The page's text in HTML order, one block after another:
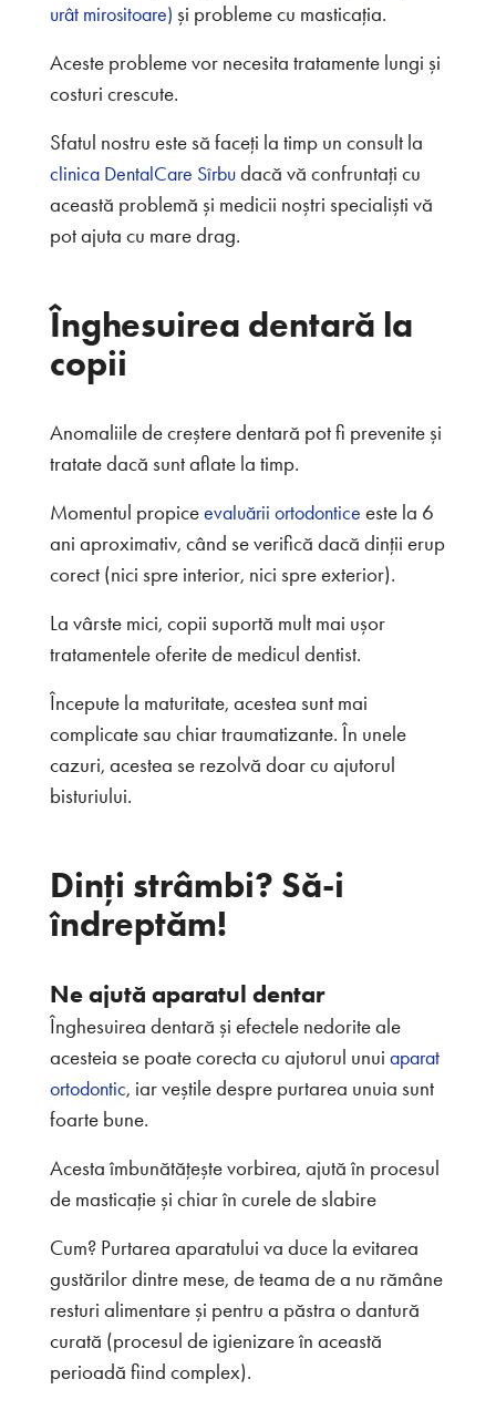
urât mirositoare) și probleme cu masticația.
Aceste probleme vor necesita tratamente lungi și
costuri crescute.
Sfatul nostru este să faceți la timp un consult la
clinica DentalCare Sîrbudacă vă confruntați cu
această problemă și medicii noștri specialiști vă
pot ajuta cu mare drag.
Înghesuirea dentară la
copii
Anomaliile de creștere dentară pot fi prevenite și
tratate dacă sunt aflate la timp.
Momentul propiceevaluării ortodontice este la 6
ani aproximativ, când se verifică dacă dinții erup
corect (nici spre interior, nici spre exterior).
La vârste mici, copii suportă mult mai ușor
tratamentele oferite de medicul dentist.
Începute la maturitate, acestea sunt mai
complicate sau chiar traumatizante. În unele
cazuri, acestea se rezolvă doar cu ajutorul
bisturiului.
Dinți strâmbi? Să-i
îndreptăm!
Ne ajută aparatul dentar
Înghesuirea dentară și efectele nedorite ale
acesteia se poate corecta cu ajutorul unui aparat
ortodontic, iar veștile despre purtarea unuia sunt
foarte bune.
Acesta îmbunătățește vorbirea, ajută în procesul
de masticație și chiar în curele de slabire
Cum? Purtarea aparatului va duce la evitarea
gustărilor dintre mese, de teama de a nu rămâne
resturi alimentare și pentru a păstra o dantură
curată (procesul de igienizare în această
perioadă fiind complex).